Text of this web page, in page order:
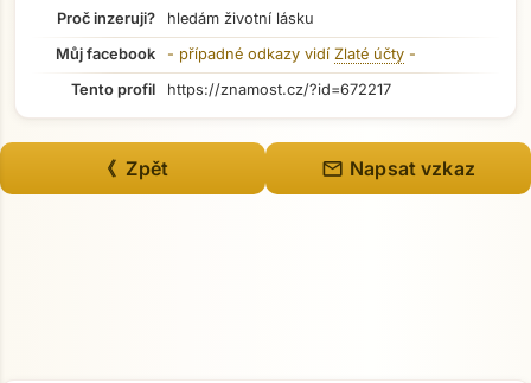
Proč inzeruji?
hledám životní lásku
Můj facebook
- případné odkazy vidí Zlaté účty -
Tento profil
https://znamost.cz/?id=672217
《 Zpět mail Napsat vzkaz